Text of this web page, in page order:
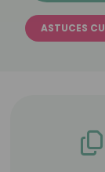
ASTUCES